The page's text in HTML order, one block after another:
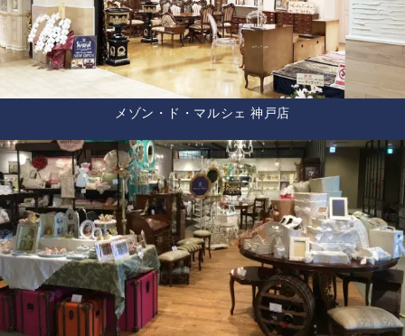
メゾン・ド・マルシェ 神戸店